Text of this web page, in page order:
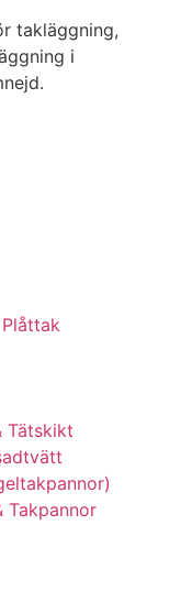
takläggning,
i
Tätskikt
Takpannor